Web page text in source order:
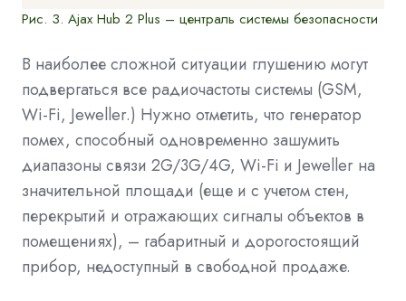
Рис. 3. Ajax Hub 2 Plus – централь системы безопасности
В наиболее сложной ситуации глушению могут
подвергаться все радиочастоты системы (GSM,
Wi-Fi, Jeweller.) Нужно отметить, что генератор
помех, способный одновременно зашумить
диапазоны связи 2G/3G/4G, Wi-Fi и Jeweller на
значительной площади (еще и с учетом стен,
перекрытий и отражающих сигналы объектов в
помещениях), – габаритный и дорогостоящий
прибор, недоступный в свободной продаже.